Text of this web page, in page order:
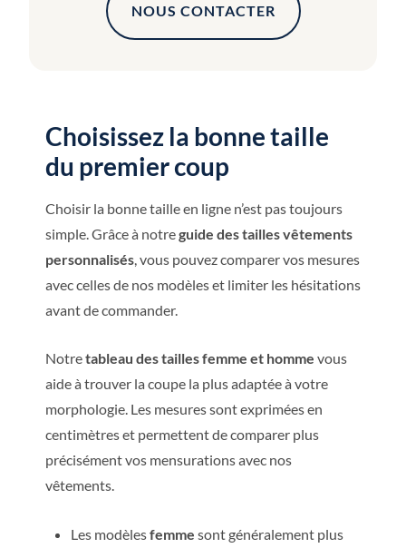
NOUS CONTACTER
Choisissez la bonne taille
du premier coup
Choisir la bonne taille en ligne n’est pas toujours
simple. Grâce à notreguide des tailles vêtements
personnalisés , vous pouvez comparer vos mesures
avec celles de nos modèles et limiter les hésitations
avant de commander.
Notretableau des tailles femme et homme vous
aide à trouver la coupe la plus adaptée à votre
morphologie. Les mesures sont exprimées en
centimètres et permettent de comparer plus
précisément vos mensurations avec nos
vêtements.
Les modèlesfemme sont généralement plus